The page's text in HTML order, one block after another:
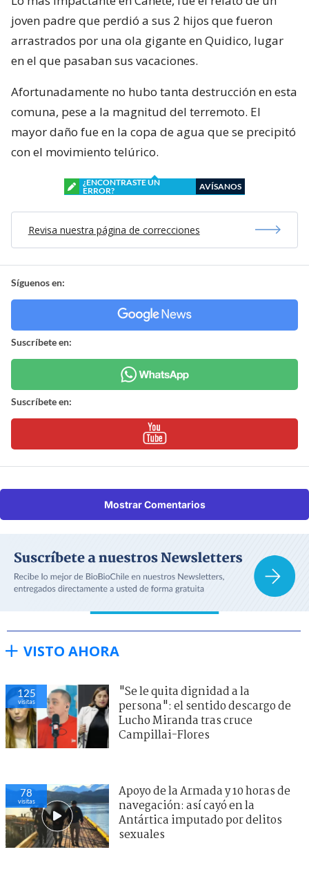
joven padre que perdió a sus 2 hijos que fueron
arrastrados por una ola gigante en Quidico, lugar
en el que pasaban sus vacaciones.
Afortunadamente no hubo tanta destrucción en esta
comuna, pese a la magnitud del terremoto. El
mayor daño fue en la copa de agua que se precipitó
con el movimiento telúrico.
¿ENCONTRASTE UN
ERROR?
AVÍSANOS
Revisa nuestra página de correcciones
Síguenos en:
Suscríbete en:
Suscríbete en:
Mostrar Comentarios
VISTO AHORA
125
visitas
"Se le quita dignidad a la
persona": el sentido descargo de
Lucho Miranda tras cruce
Campillai-Flores
78
visitas
Apoyo de la Armada y 10 horas de
navegación: así cayó en la
Antártica imputado por delitos
sexuales